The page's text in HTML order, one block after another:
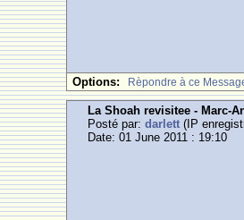
Options: Rèpondre à ce
La Shoah revisitee - Marc-
Posté par:darlett (IP
Date: 01 June 2011 : 19:10